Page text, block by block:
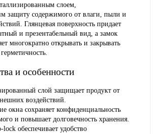
слоем,
защиту содержимого от влаги, пыли и
Глянцевая поверхность придает
и презентабельный вид, а замок
многократно открывать и закрывать
и особенности
слой защищает продукт от
воздействий.
окна сохраняет конфиденциальность
и повышает долговечность хранения.
lock обеспечивает удобство